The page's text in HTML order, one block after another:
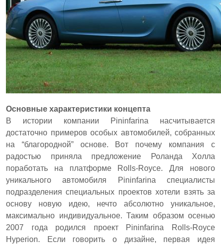
Основные характеристики концепта
В истории компании Pininfarina насчитывается
достаточно примеров особых автомобилей, собранных
на “благородной” основе. Вот почему компания с
радостью приняла предложение Роланда Холла
поработать на платформе Rolls-Royce. Для нового
уникального автомобиля Pininfarina специалисты
подразделения специальных проектов хотели взять за
основу новую идею, нечто абсолютно уникальное,
максимально индивидуальное. Таким образом осенью
2007 года родился проект Pininfarina Rolls-Royce
Hyperion. Если говорить о дизайне, первая идея